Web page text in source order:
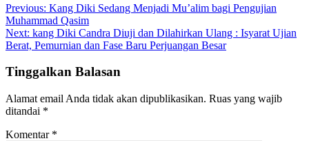
Navigasi
pos
Previous: Kang Diki Sedang Menjadi Mu’alim bagi Pengujian
Muhammad Qasim
Next: kang Diki Candra Diuji dan Dilahirkan Ulang : Isyarat Ujian
Berat, Pemurnian dan Fase Baru Perjuangan Besar
Tinggalkan Balasan
Alamat email Anda tidak akan dipublikasikan. Ruas yang wajib
ditandai *
Komentar *